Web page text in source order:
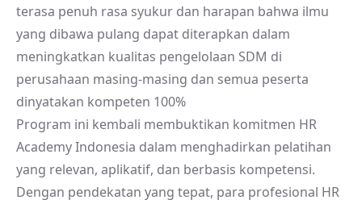
terasa penuh rasa syukur dan harapan bahwa ilmu
yang dibawa pulang dapat diterapkan dalam
meningkatkan kualitas pengelolaan SDM di
perusahaan masing-masing dan semua peserta
dinyatakan kompeten 100%
Program ini kembali membuktikan komitmen HR
Academy Indonesia dalam menghadirkan pelatihan
yang relevan, aplikatif, dan berbasis kompetensi.
Dengan pendekatan yang tepat, para profesional HR